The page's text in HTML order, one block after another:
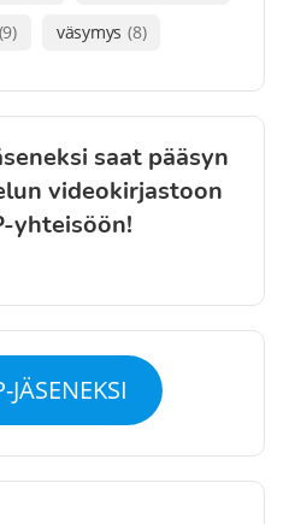
(9) väsymys (8)
saat pääsyn
videokirjastoon
yhteisöön!
JÄSENEKSI